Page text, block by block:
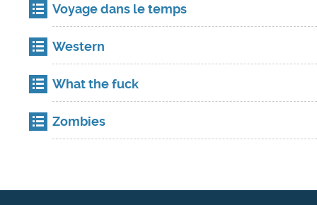
Voyage dans le temps
Western
What the fuck
Zombies